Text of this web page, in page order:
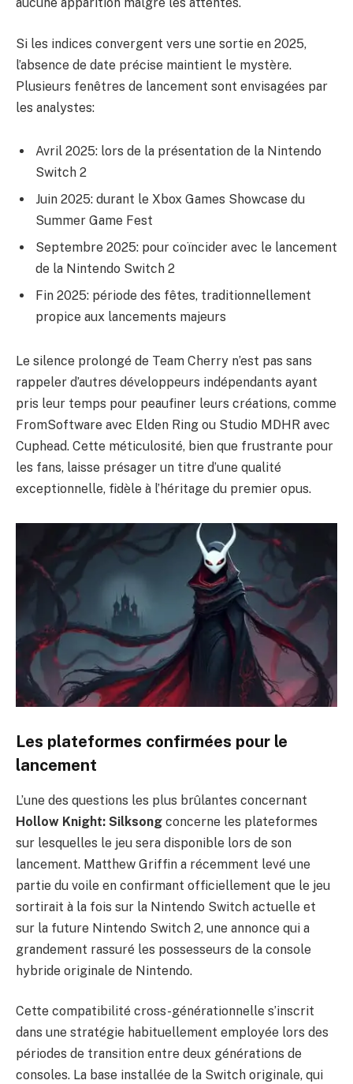
Si les indices convergent vers une sortie en 2025,
l’absence de date précise maintient le mystère.
Plusieurs fenêtres de lancement sont envisagées par
les analystes:
Avril 2025: lors de la présentation de la Nintendo
Switch 2
Juin 2025: durant le Xbox Games Showcase du
Summer Game Fest
Septembre 2025: pour coïncider avec le lancement
de la Nintendo Switch 2
Fin 2025: période des fêtes, traditionnellement
propice aux lancements majeurs
Le silence prolongé de Team Cherry n’est pas sans
rappeler d’autres développeurs indépendants ayant
pris leur temps pour peaufiner leurs créations, comme
FromSoftware avec Elden Ring ou Studio MDHR avec
Cuphead. Cette méticulosité, bien que frustrante pour
les fans, laisse présager un titre d’une qualité
exceptionnelle, fidèle à l’héritage du premier opus.
Les plateformes confirmées pour le
lancement
L’une des questions les plus brûlantes concernant
Hollow Knight: Silksong concerne les plateformes
sur lesquelles le jeu sera disponible lors de son
lancement. Matthew Griffin a récemment levé une
partie du voile en confirmant officiellement que le jeu
sortirait à la fois sur la Nintendo Switch actuelle et
sur la future Nintendo Switch 2, une annonce qui a
grandement rassuré les possesseurs de la console
hybride originale de Nintendo.
Cette compatibilité cross-générationnelle s’inscrit
dans une stratégie habituellement employée lors des
périodes de transition entre deux générations de
consoles. La base installée de la Switch originale, qui